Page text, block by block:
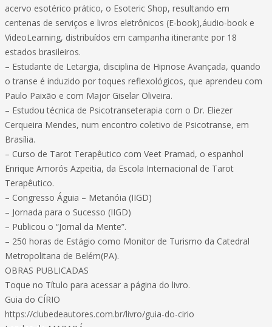
acervo esotérico prático, o Esoteric Shop, resultando em
centenas de serviços e livros eletrônicos (E-book),áudio-book e
VideoLearning, distribuídos em campanha itinerante por 18
estados brasileiros.
– Estudante de Letargia, disciplina de Hipnose Avançada, quando
o transe é induzido por toques reflexológicos, que aprendeu com
Paulo Paixão e com Major Giselar Oliveira.
– Estudou técnica de Psicotranseterapia com o Dr. Eliezer
Cerqueira Mendes, num encontro coletivo de Psicotranse, em
Brasília.
– Curso de Tarot Terapêutico com Veet Pramad, o espanhol
Enrique Amorós Azpeitia, da Escola Internacional de Tarot
Terapêutico.
– Congresso Águia – Metanóia (IIGD)
– Jornada para o Sucesso (IIGD)
– Publicou o “Jornal da Mente”.
– 250 horas de Estágio como Monitor de Turismo da Catedral
Metropolitana de Belém(PA).
OBRAS PUBLICADAS
Toque no Título para acessar a página do livro.
Guia do CÍRIO
https://clubedeautores.com.br/livro/guia-do-cirio